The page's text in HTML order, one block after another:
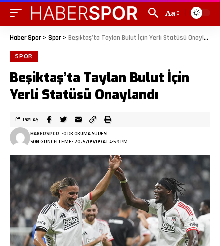
Aa
Haber Spor > Spor > Beşiktaş’ta Taylan Bulut İçin Yerli Statüsü Onaylandı
SPOR
Beşiktaş’ta Taylan Bulut İçin
Yerli Statüsü Onaylandı
SON GÜNCELLEME: 2025/09/09 AT 4:59 PM
HABERSPOR 0 DK OKUMA SÜRESI
PAYLAŞ